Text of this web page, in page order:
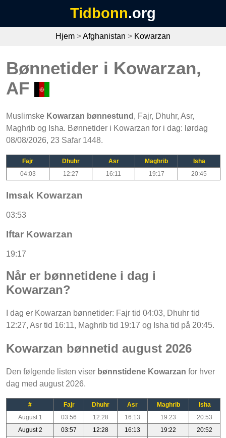
Tidbonn.org
Hjem >Afghanistan > Kowarzan
Bønnetider i Kowarzan,
AF
Muslimske Kowarzan bønnestund , Fajr, Dhuhr, Asr,
Maghrib og Isha. Bønnetider i Kowarzan for i dag: lørdag
08/08/2026, 23 Safar 1448.
Fajr Dhuhr Asr Maghrib
Isha
04:03
12:27 16:11 19:17 20:45
Imsak Kowarzan
03:53
Iftar Kowarzan
19:17
Når er bønnetidene i dag i
Kowarzan?
I dag er Kowarzan bønnetider: Fajr tid 04:03, Dhuhr tid
12:27, Asr tid 16:11, Maghrib tid 19:17 og Isha tid på 20:45.
Kowarzan bønnetid august 2026
Den følgende listen viser bønnstidene Kowarzan for hver
dag med august 2026.
# Fajr Dhuhr Asr Maghrib
Isha
August 1
03:56 12:28 16:13 19:23
20:53
August 2
03:57 12:28 16:13 19:22
20:52